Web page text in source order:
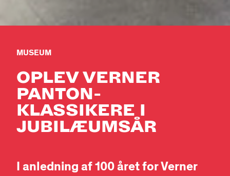
MUSEUM
OPLEV VERNER
PANTON-
KLASSIKERE I
JUBILÆUMSÅR
I anledning af 100 året for Verner